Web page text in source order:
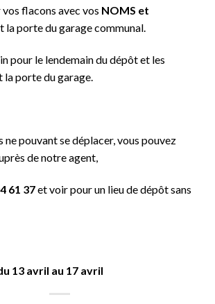
flacons avec vos NOMS et
la porte du garage communal.
pour le lendemain du dépôt et les
porte du garage.
ne pouvant se déplacer, vous pouvez
de notre agent,
61 37et voir pour un lieu de dépôt sans
13 avril au 17 avril